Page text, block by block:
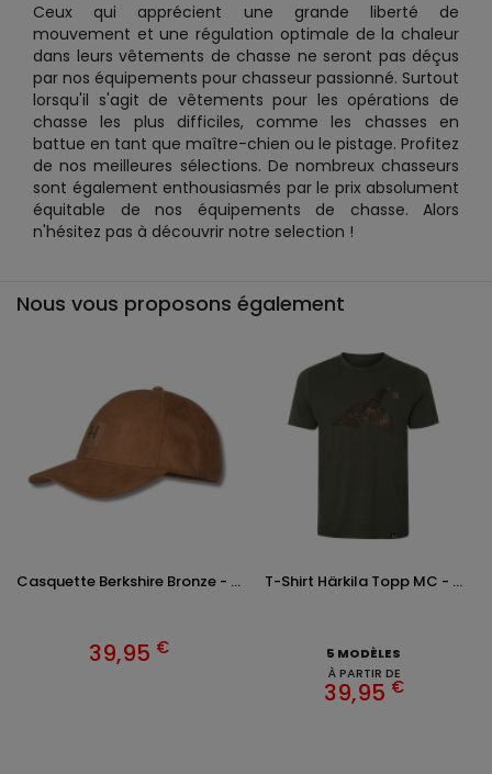
Ceux qui apprécient une grande liberté de
mouvement et une régulation optimale de la chaleur
dans leurs vêtements de chasse ne seront pas déçus
par nos équipements pour chasseur passionné. Surtout
lorsqu'il s'agit de vêtements pour les opérations de
chasse les plus difficiles, comme les chasses en
battue en tant que maître-chien ou le pistage. Profitez
de nos meilleures sélections. De nombreux chasseurs
sont également enthousiasmés par le prix absolument
équitable de nos équipements de chasse. Alors
n'hésitez pas à découvrir notre selection !
Nous vous proposons également
Casquette Berkshire Bronze - ...
39,95 €
T-Shirt Härkila Topp MC - ...
5 MODÈLES
À PARTIR DE
39,95 €